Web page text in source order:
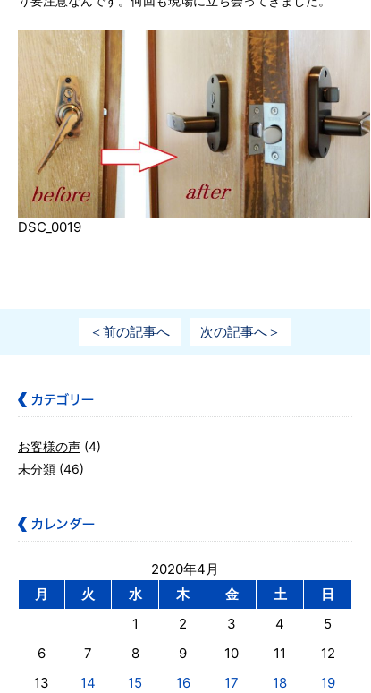
DSC_0019
＜前の記事へ 次の記事へ＞
お客様の声 (4)
未分類 (46)
2020年4月
月
火 水 木 金 土
日
1
2 3 4
5
6
7 8 9 10 11
12
13
14 15 16 17 18
19